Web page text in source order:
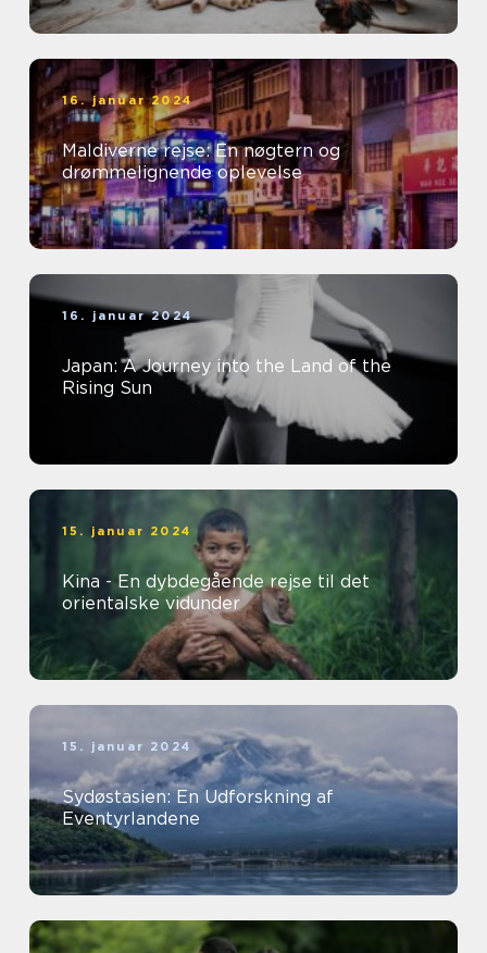
16. januar 2024
Maldiverne rejse: En nøgtern og
drømmelignende oplevelse
16. januar 2024
Japan: A Journey into the Land of the
Rising Sun
15. januar 2024
Kina - En dybdegående rejse til det
orientalske vidunder
15. januar 2024
Sydøstasien: En Udforskning af
Eventyrlandene